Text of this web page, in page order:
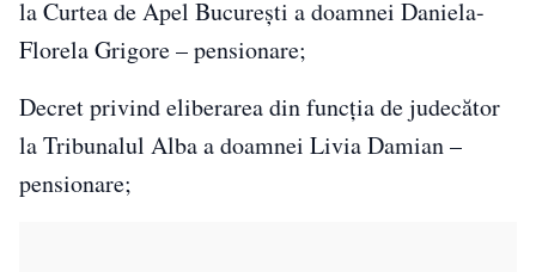
la Curtea de Apel București a doamnei Daniela-
Florela Grigore – pensionare;
Decret privind eliberarea din funcția de judecător
la Tribunalul Alba a doamnei Livia Damian –
pensionare;